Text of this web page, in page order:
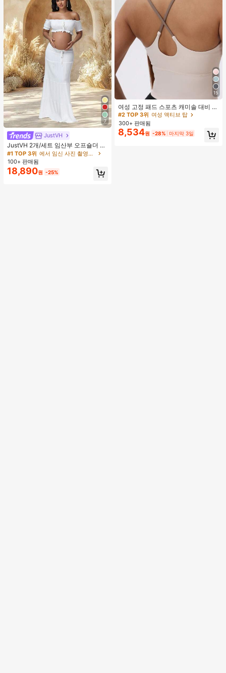
7
JustVH
JustVH 2개/세트 임산부 오프숄더 러
플 헴 크롭 탑과 플로잉 맥시 스커트
세트, 사진 촬영과 비치웨어에 적합한
봄 화이트 가을
#1 TOP 3위
에서 임신 사진 촬영용 의상
100+ 판매됨
18,890원 -25%
15
여성 고정 패드 스포츠 캐미솔 대비 색
상 신축성 요가 캐미 탑 여름
#2 TOP 3위 여성 액티브 탑
높은 재방문 고객
#2 TOP 3위 여성 액티브 탑
높은 재방문 고객
#2 TOP 3위 여성 액티브 탑
높은 재방문 고객
#2 TOP 3위 여성 액티브 탑
300+ 판매됨
8,534원 -28% 마지막 3일